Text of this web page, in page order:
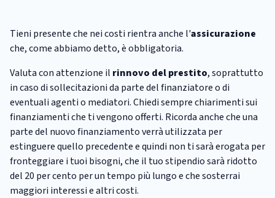
Tieni presente che nei costi rientra anche l'assicurazione
che, come abbiamo detto, è obbligatoria.
Valuta con attenzione il rinnovo del prestito, soprattutto
in caso di sollecitazioni da parte del finanziatore o di
eventuali agenti o mediatori. Chiedi sempre chiarimenti sui
finanziamenti che ti vengono offerti. Ricorda anche che una
parte del nuovo finanziamento verrà utilizzata per
estinguere quello precedente e quindi non ti sarà erogata per
fronteggiare i tuoi bisogni, che il tuo stipendio sarà ridotto
del 20 per cento per un tempo più lungo e che sosterrai
maggiori interessi e altri costi.